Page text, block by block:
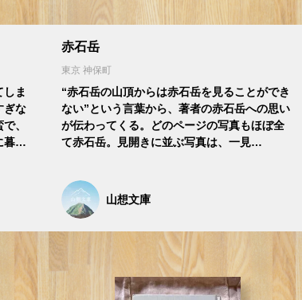
ま
ぎな
、
暮…
赤石岳
東京 神保町
“赤石岳の山頂からは赤石岳を見ることができ
ない”という言葉から、著者の赤石岳への思い
が伝わってくる。どのページの写真もほぼ全
て赤石岳。見開きに並ぶ写真は、一見…
山想文庫